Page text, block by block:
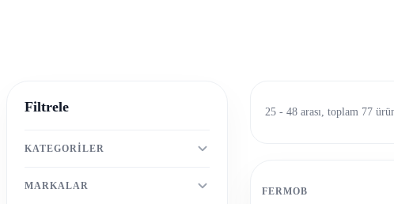
Filtrele
KATEGORILER
MARKALAR
25 - 48 arası, toplam 77
FERMOB